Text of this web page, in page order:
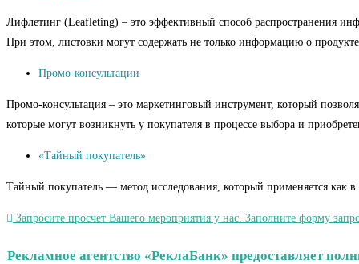
Лифлетинг (Leafleting) – это эффективный способ распространения
При этом, листовки могут содержать не только информацию о
Промо-консультации
Промо-консультация – это маркетинговый инструмент, который
которые могут возникнуть у покупателя в процессе выбора и
«Тайный покупатель»
Тайный покупатель — метод исследования, который применяется как
Запросите просчет Вашего мероприятия у нас. Заполните форму
Рекламное агентство «РеклаБанк» предоставляет